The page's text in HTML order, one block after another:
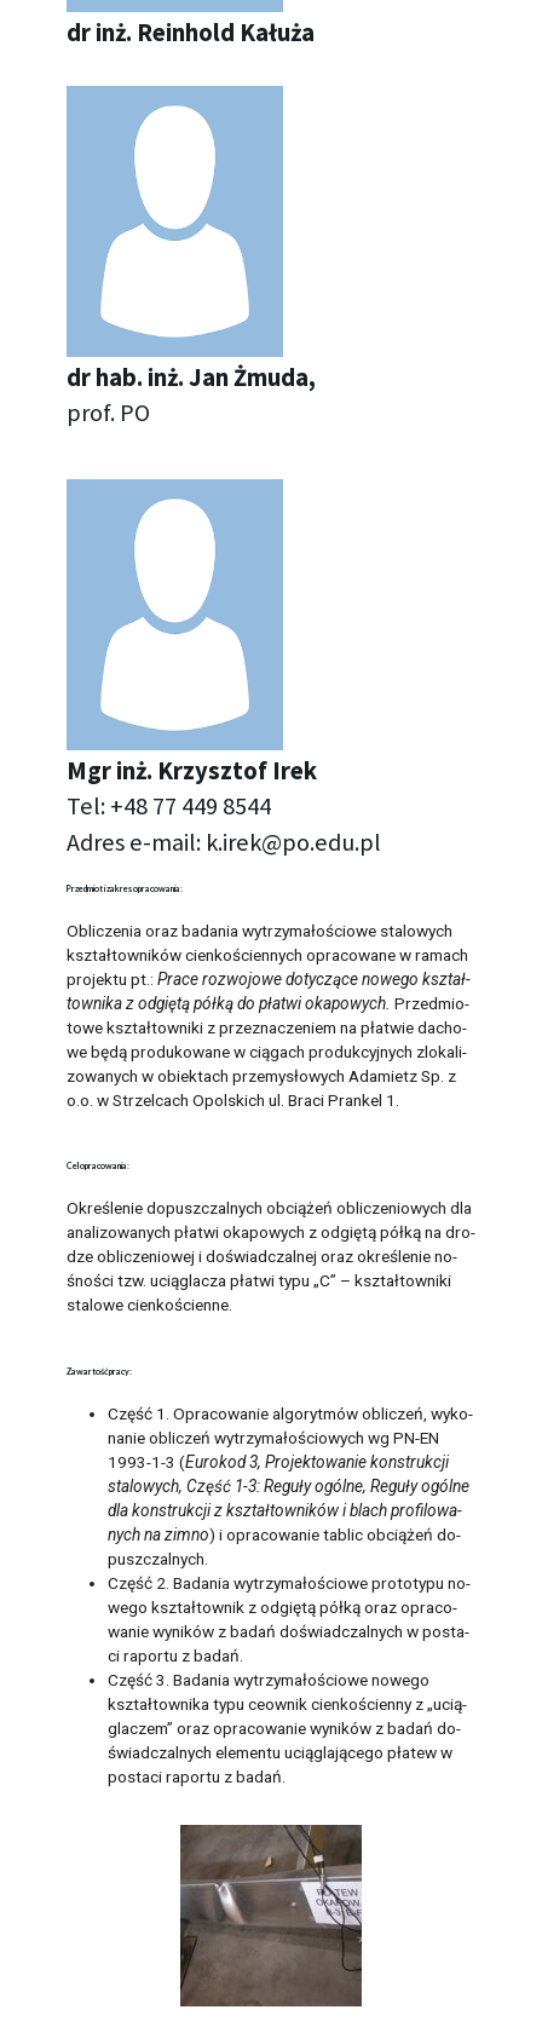
dr inż. Re­in­hold Ka­łu­ża
dr hab. inż. Jan Żmuda,
prof. PO
Mgr inż. Krzysz­tof Irek
Tel: +48 77 449 8544
Adres e-mail: k.​irek@​po.​edu.​pl
Przed­miot i za­kres opra­co­wa­nia:
Ob­li­cze­nia oraz ba­da­nia wy­trzy­ma­ło­ścio­we sta­lo­wych
kształ­tow­ni­ków cien­ko­ścien­nych opra­co­wa­ne w ra­mach
pro­jek­tu pt.: Prace roz­wo­jo­we do­ty­czą­ce no­we­go kształ­
tow­ni­ka z od­gię­tą półką do pła­twi oka­po­wych. Przed­mio­
to­we kształ­tow­ni­ki z prze­zna­cze­niem na pła­twie da­cho­
we będą pro­du­ko­wa­ne w cią­gach pro­duk­cyj­nych zlo­ka­li­
zo­wa­nych w obiek­tach prze­my­sło­wych Ada­mietz Sp. z
o.o. w Strzel­cach Opol­skich ul. Braci Pran­kel 1.
Cel opra­co­wa­nia:
Okre­śle­nie do­pusz­czal­nych ob­cią­żeń ob­li­cze­nio­wych dla
ana­li­zo­wa­nych pła­twi oka­po­wych z od­gię­tą półką na dro­
dze ob­li­cze­nio­wej i do­świad­czal­nej oraz okre­śle­nie no­
śno­ści tzw. ucią­gla­cza pła­twi typu „C” – kształ­tow­ni­ki
sta­lo­we cien­ko­ścien­ne.
Za­war­tość pracy:
Część 1. Opra­co­wa­nie al­go­ryt­mów ob­li­czeń, wy­ko­
na­nie ob­li­czeń wy­trzy­ma­ło­ścio­wych wg PN-EN
1993-1-3 (Eu­ro­kod 3, Pro­jek­to­wa­nie kon­struk­cji
sta­lo­wych, Część 1-3: Re­gu­ły ogól­ne, Re­gu­ły ogól­ne
dla kon­struk­cji z kształ­tow­ni­ków i blach pro­fi­lo­wa­
nych na zimno) i opra­co­wa­nie ta­blic ob­cią­żeń do­
pusz­czal­nych.
Część 2. Ba­da­nia wy­trzy­ma­ło­ścio­we pro­to­ty­pu no­
we­go kształ­tow­nik z od­gię­tą półką oraz opra­co­
wa­nie wy­ni­ków z badań do­świad­czal­nych w po­sta­
ci ra­por­tu z badań.
Część 3. Ba­da­nia wy­trzy­ma­ło­ścio­we no­we­go
kształ­tow­ni­ka typu ce­ow­nik cien­ko­ścien­ny z „ucią­
gla­czem” oraz opra­co­wa­nie wy­ni­ków z badań do­
świad­czal­nych ele­men­tu ucią­gla­ją­ce­go pła­tew w
po­sta­ci ra­por­tu z badań.